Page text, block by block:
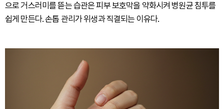
으로 거스러미를 뜯는 습관은 피부 보호막을 약화시켜 병원균 침투를
쉽게 만든다. 손톱 관리가 위생과 직결되는 이유다.